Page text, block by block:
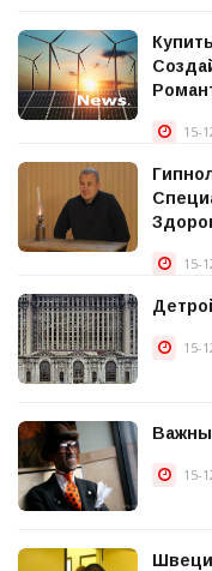
15-
15-
15-
15-